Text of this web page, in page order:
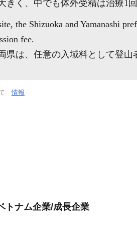
く、中でも体外受精は治療1回
the Shizuoka and Yamanashi
fee.
は、任意の入域料として登山
て情報
トナム企業/成長企業